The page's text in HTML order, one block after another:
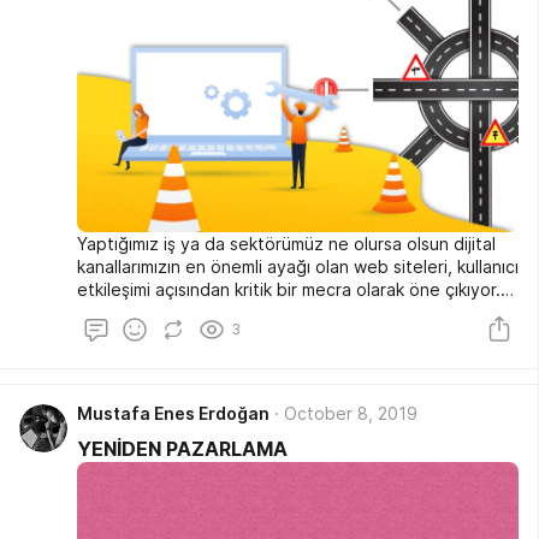
Yaptığımız iş ya da sektörümüz ne olursa olsun dijital
kanallarımızın en önemli ayağı olan web siteleri, kullanıcı
etkileşimi açısından kritik bir mecra olarak öne çıkıyor.
zenginleştirilmiş, mobil destekli, SEO Odaklı web
daha farklı bir hal alıyor. Organik trafik olarak da
nitelendirdiğimiz, sitemizle gerçekten etkileşim kuran
gerçek kişileri sitemize çekmek; web alanındaki yoğun
rekabetin ve bilgi kirliliğinin de etkisiyle zorlaşıyor.
yenilikçi ve yaratıcı stratejiler benimseyebilmemiz
3
Mustafa Enes Erdoğan October 8, 2019
YENİDEN PAZARLAMA